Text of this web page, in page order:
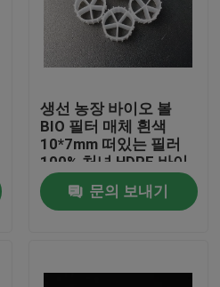
생선 농장 바이오 볼
BIO 필터 매체 흰색
10*7mm 떠있는 필러
100% 처녀 HDPE 바이
오 필터 매체
문의 보내기